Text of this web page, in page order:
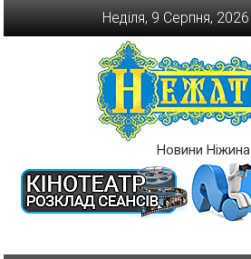
Неділя, 9 Серпня, 2026
Новини Ніжина